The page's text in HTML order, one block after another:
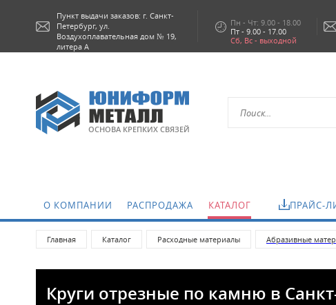
Пункт выдачи заказов: г. Санкт-
Петербург, ул.
Воздухоплавательная дом № 19,
литера А
Пн - Чт: 9.00 - 18.00
Пт - 9.00 - 17.00
Сб, Вс - выходной
ОСНОВА КРЕПКИХ СВЯЗЕЙ
О КОМПАНИИ РАСПРОДАЖА КАТАЛОГ ПРАЙС-
Главная Каталог Расходные материалы Абразивные
Круги отрезные по камню в